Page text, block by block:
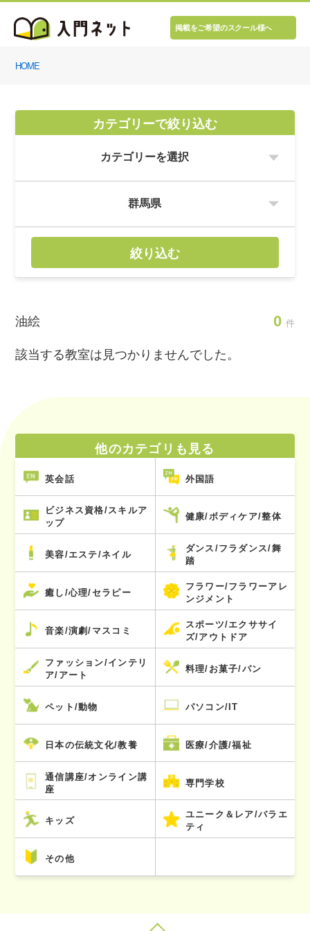
掲載をご希望のスクール様へ
HOME
カテゴリーで絞り込む
絞り込む
油絵 0 件
該当する教室は見つかりませんでした。
他のカテゴリも見る
英会話 外国語
ビジネス資格/スキルア
ップ
健康/ボディケア/整体
美容/エステ/ネイル
ダンス/フラダンス/舞
踏
癒し/心理/セラピー
フラワー/フラワーアレ
ンジメント
音楽/演劇/マスコミ
スポーツ/エクササイ
ズ/アウトドア
ファッション/インテリ
ア/アート
料理/お菓子/パン
ペット/動物 パソコン/IT
日本の伝統文化/教養 医療/介護/福祉
通信講座/オンライン講
座
専門学校
キッズ
ユニーク＆レア/バラエ
ティ
その他